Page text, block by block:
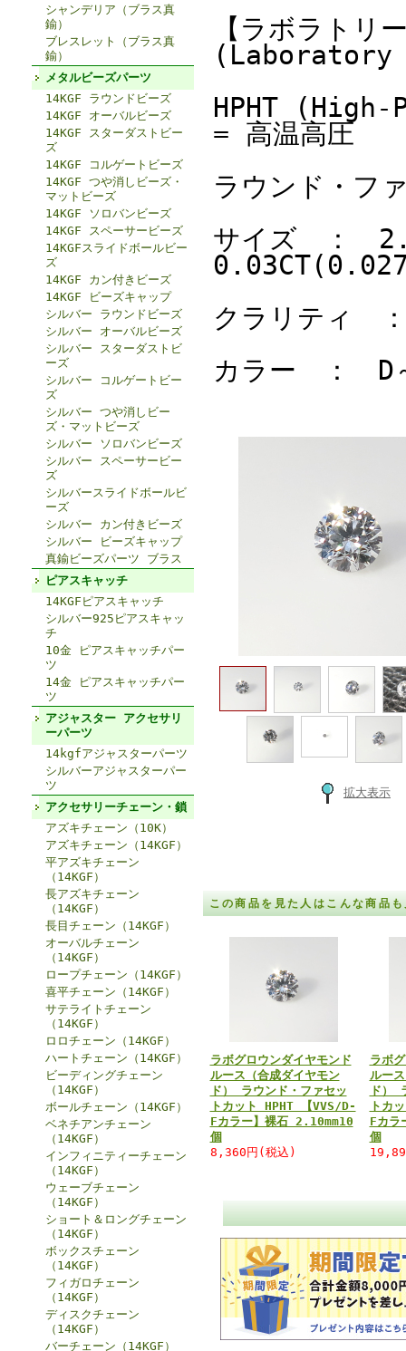
シャンデリア（ブラス真
鍮）
ブレスレット（ブラス真
鍮）
メタルビーズパーツ
14KGF ラウンドビーズ
14KGF オーバルビーズ
14KGF スターダストビー
ズ
14KGF コルゲートビーズ
14KGF つや消しビーズ・
マットビーズ
14KGF ソロバンビーズ
14KGF スペーサービーズ
14KGFスライドボールビー
ズ
14KGF カン付きビーズ
14KGF ビーズキャップ
シルバー ラウンドビーズ
シルバー オーバルビーズ
シルバー スターダストビ
ーズ
シルバー コルゲートビー
ズ
シルバー つや消しビー
ズ・マットビーズ
シルバー ソロバンビーズ
シルバー スペーサービー
ズ
シルバースライドボールビ
ーズ
シルバー カン付きビーズ
シルバー ビーズキャップ
真鍮ビーズパーツ ブラス
ピアスキャッチ
14KGFピアスキャッチ
シルバー925ピアスキャッ
チ
10金 ピアスキャッチパー
ツ
14金 ピアスキャッチパー
ツ
アジャスター アクセサリ
ーパーツ
14kgfアジャスターパーツ
シルバーアジャスターパー
ツ
アクセサリーチェーン・鎖
アズキチェーン（10K）
アズキチェーン（14KGF）
平アズキチェーン
（14KGF）
長アズキチェーン
（14KGF）
長目チェーン（14KGF）
オーバルチェーン
（14KGF）
ロープチェーン（14KGF）
喜平チェーン（14KGF）
サテライトチェーン
（14KGF）
ロロチェーン（14KGF）
ハートチェーン（14KGF）
ビーディングチェーン
（14KGF）
ボールチェーン（14KGF）
ベネチアンチェーン
（14KGF）
インフィニティーチェーン
（14KGF）
ウェーブチェーン
（14KGF）
ショート＆ロングチェーン
（14KGF）
ボックスチェーン
（14KGF）
フィガロチェーン
（14KGF）
ディスクチェーン
（14KGF）
バーチェーン（14KGF）
【ラボラト
(Laboratory
HPHT
= 高温高圧
ラウンド・フ
サイズ ：
クラリティ
カラー ： D
拡大表示
この商品を見た人はこんな商品
ラボグロウンダイヤモンド
ルース（合成ダイヤモン
ド） ラウンド・ファセッ
トカット HPHT 【VVS/D-
Fカラー】裸石 2.10mm10
個
8,360円(税込)
ラボ
ルー
ド）
トカ
Fカラ
個